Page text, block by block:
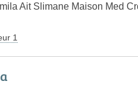
Ait Slimane Maison Med
1